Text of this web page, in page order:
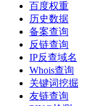
百度权重
历史数据
备案查询
反链查询
IP反查域名
Whois查询
关键词挖掘
友链查询